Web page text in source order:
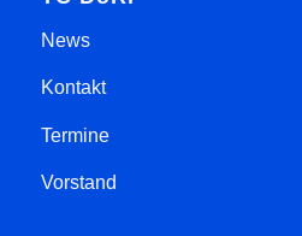
News
Kontakt
Termine
Vorstand